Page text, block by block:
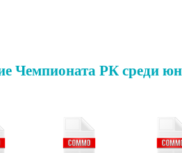
Чемпионата РК среди